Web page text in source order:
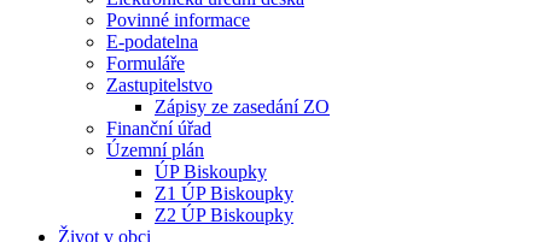
Povinné informace
E-podatelna
Formuláře
Zastupitelstvo
Zápisy ze zasedání ZO
Finanční úřad
Územní plán
ÚP Biskoupky
Z1 ÚP Biskoupky
Z2 ÚP Biskoupky
Život v obci